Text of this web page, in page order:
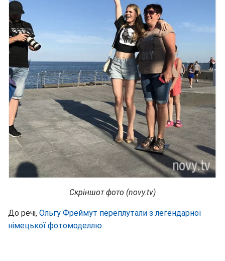
Скріншот фото (novy.tv)
До речі, Ольгу Фреймут переплутали з легендарної
німецької фотомоделлю.